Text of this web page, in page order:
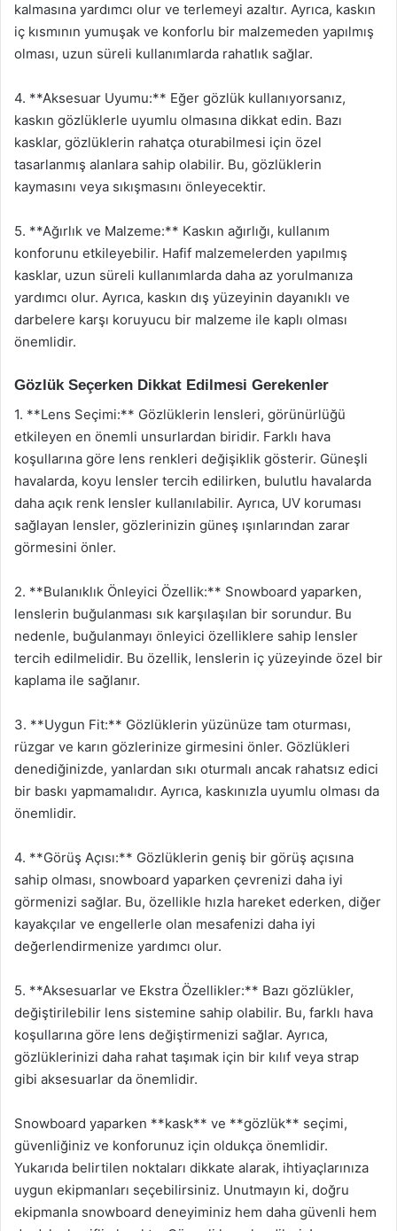
kalmasına yardımcı olur ve terlemeyi azaltır. Ayrıca, kaskın
iç kısmının yumuşak ve konforlu bir malzemeden yapılmış
olması, uzun süreli kullanımlarda rahatlık sağlar.
4. **Aksesuar Uyumu:** Eğer gözlük kullanıyorsanız,
kaskın gözlüklerle uyumlu olmasına dikkat edin. Bazı
kasklar, gözlüklerin rahatça oturabilmesi için özel
tasarlanmış alanlara sahip olabilir. Bu, gözlüklerin
kaymasını veya sıkışmasını önleyecektir.
5. **Ağırlık ve Malzeme:** Kaskın ağırlığı, kullanım
konforunu etkileyebilir. Hafif malzemelerden yapılmış
kasklar, uzun süreli kullanımlarda daha az yorulmanıza
yardımcı olur. Ayrıca, kaskın dış yüzeyinin dayanıklı ve
darbelere karşı koruyucu bir malzeme ile kaplı olması
önemlidir.
Gözlük Seçerken Dikkat Edilmesi Gerekenler
1. **Lens Seçimi:** Gözlüklerin lensleri, görünürlüğü
etkileyen en önemli unsurlardan biridir. Farklı hava
koşullarına göre lens renkleri değişiklik gösterir. Güneşli
havalarda, koyu lensler tercih edilirken, bulutlu havalarda
daha açık renk lensler kullanılabilir. Ayrıca, UV koruması
sağlayan lensler, gözlerinizin güneş ışınlarından zarar
görmesini önler.
2. **Bulanıklık Önleyici Özellik:** Snowboard yaparken,
lenslerin buğulanması sık karşılaşılan bir sorundur. Bu
nedenle, buğulanmayı önleyici özelliklere sahip lensler
tercih edilmelidir. Bu özellik, lenslerin iç yüzeyinde özel bir
kaplama ile sağlanır.
3. **Uygun Fit:** Gözlüklerin yüzünüze tam oturması,
rüzgar ve karın gözlerinize girmesini önler. Gözlükleri
denediğinizde, yanlardan sıkı oturmalı ancak rahatsız edici
bir baskı yapmamalıdır. Ayrıca, kaskınızla uyumlu olması da
önemlidir.
4. **Görüş Açısı:** Gözlüklerin geniş bir görüş açısına
sahip olması, snowboard yaparken çevrenizi daha iyi
görmenizi sağlar. Bu, özellikle hızla hareket ederken, diğer
kayakçılar ve engellerle olan mesafenizi daha iyi
değerlendirmenize yardımcı olur.
5. **Aksesuarlar ve Ekstra Özellikler:** Bazı gözlükler,
değiştirilebilir lens sistemine sahip olabilir. Bu, farklı hava
koşullarına göre lens değiştirmenizi sağlar. Ayrıca,
gözlüklerinizi daha rahat taşımak için bir kılıf veya strap
gibi aksesuarlar da önemlidir.
Snowboard yaparken **kask** ve **gözlük** seçimi,
güvenliğiniz ve konforunuz için oldukça önemlidir.
Yukarıda belirtilen noktaları dikkate alarak, ihtiyaçlarınıza
uygun ekipmanları seçebilirsiniz. Unutmayın ki, doğru
ekipmanla snowboard deneyiminiz hem daha güvenli hem